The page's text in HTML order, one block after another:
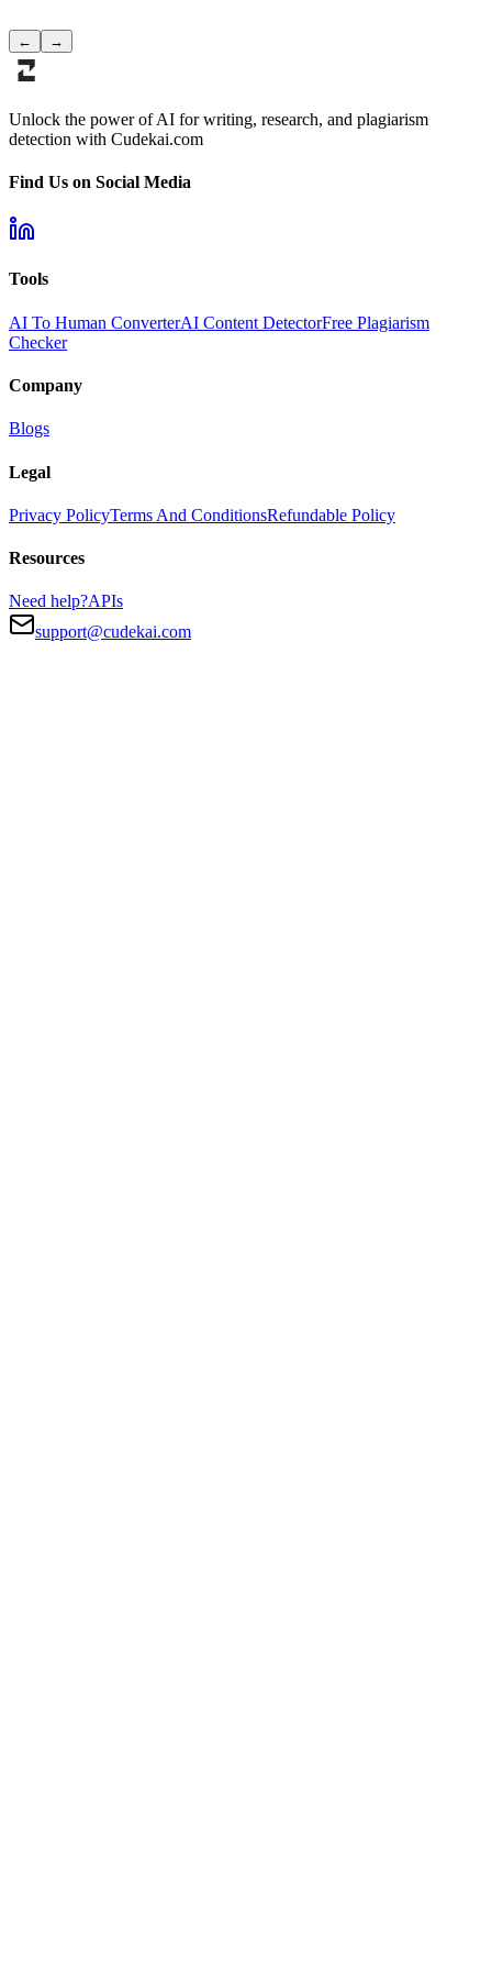
← →
Unlock the power of AI for writing, research, and plagiarism
detection with Cudekai.com
Find Us on Social Media
Tools
AI To Human ConverterAI Content DetectorFree Plagiarism
Checker
Company
Blogs
Legal
Privacy PolicyTerms And ConditionsRefundable Policy
Resources
Need help?APIs
support@cudekai.com